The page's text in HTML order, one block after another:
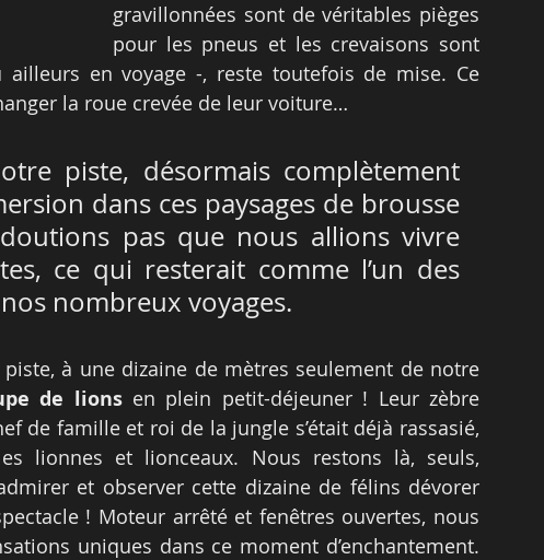
gravillonnées sont de véritables pièges
pour les pneus et les crevaisons sont
en voyage -, reste toutefois de mise. Ce
la roue crevée de leur voiture…
piste, désormais complètement
dans ces paysages de brousse
pas que nous allions vivre
ce qui resterait comme l’un des
nombreux voyages.
à une dizaine de mètres seulement de notre
de lions en plein petit-déjeuner ! Leur zèbre
de famille et roi de la jungle s’était déjà rassasié,
lionnes et lionceaux. Nous restons là, seuls,
et observer cette dizaine de félins dévorer
! Moteur arrêté et fenêtres ouvertes, nous
uniques dans ce moment d’enchantement.